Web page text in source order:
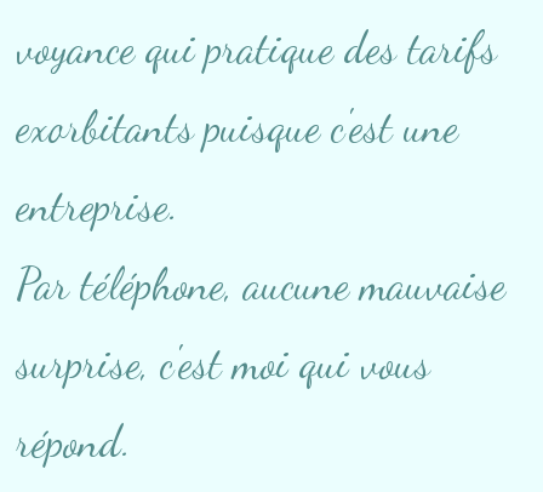
voyance qui pratique des tarifs
exorbitants puisque c'est une
entreprise.
Par téléphone, aucune mauvaise
surprise, c'est moi qui vous
répond.